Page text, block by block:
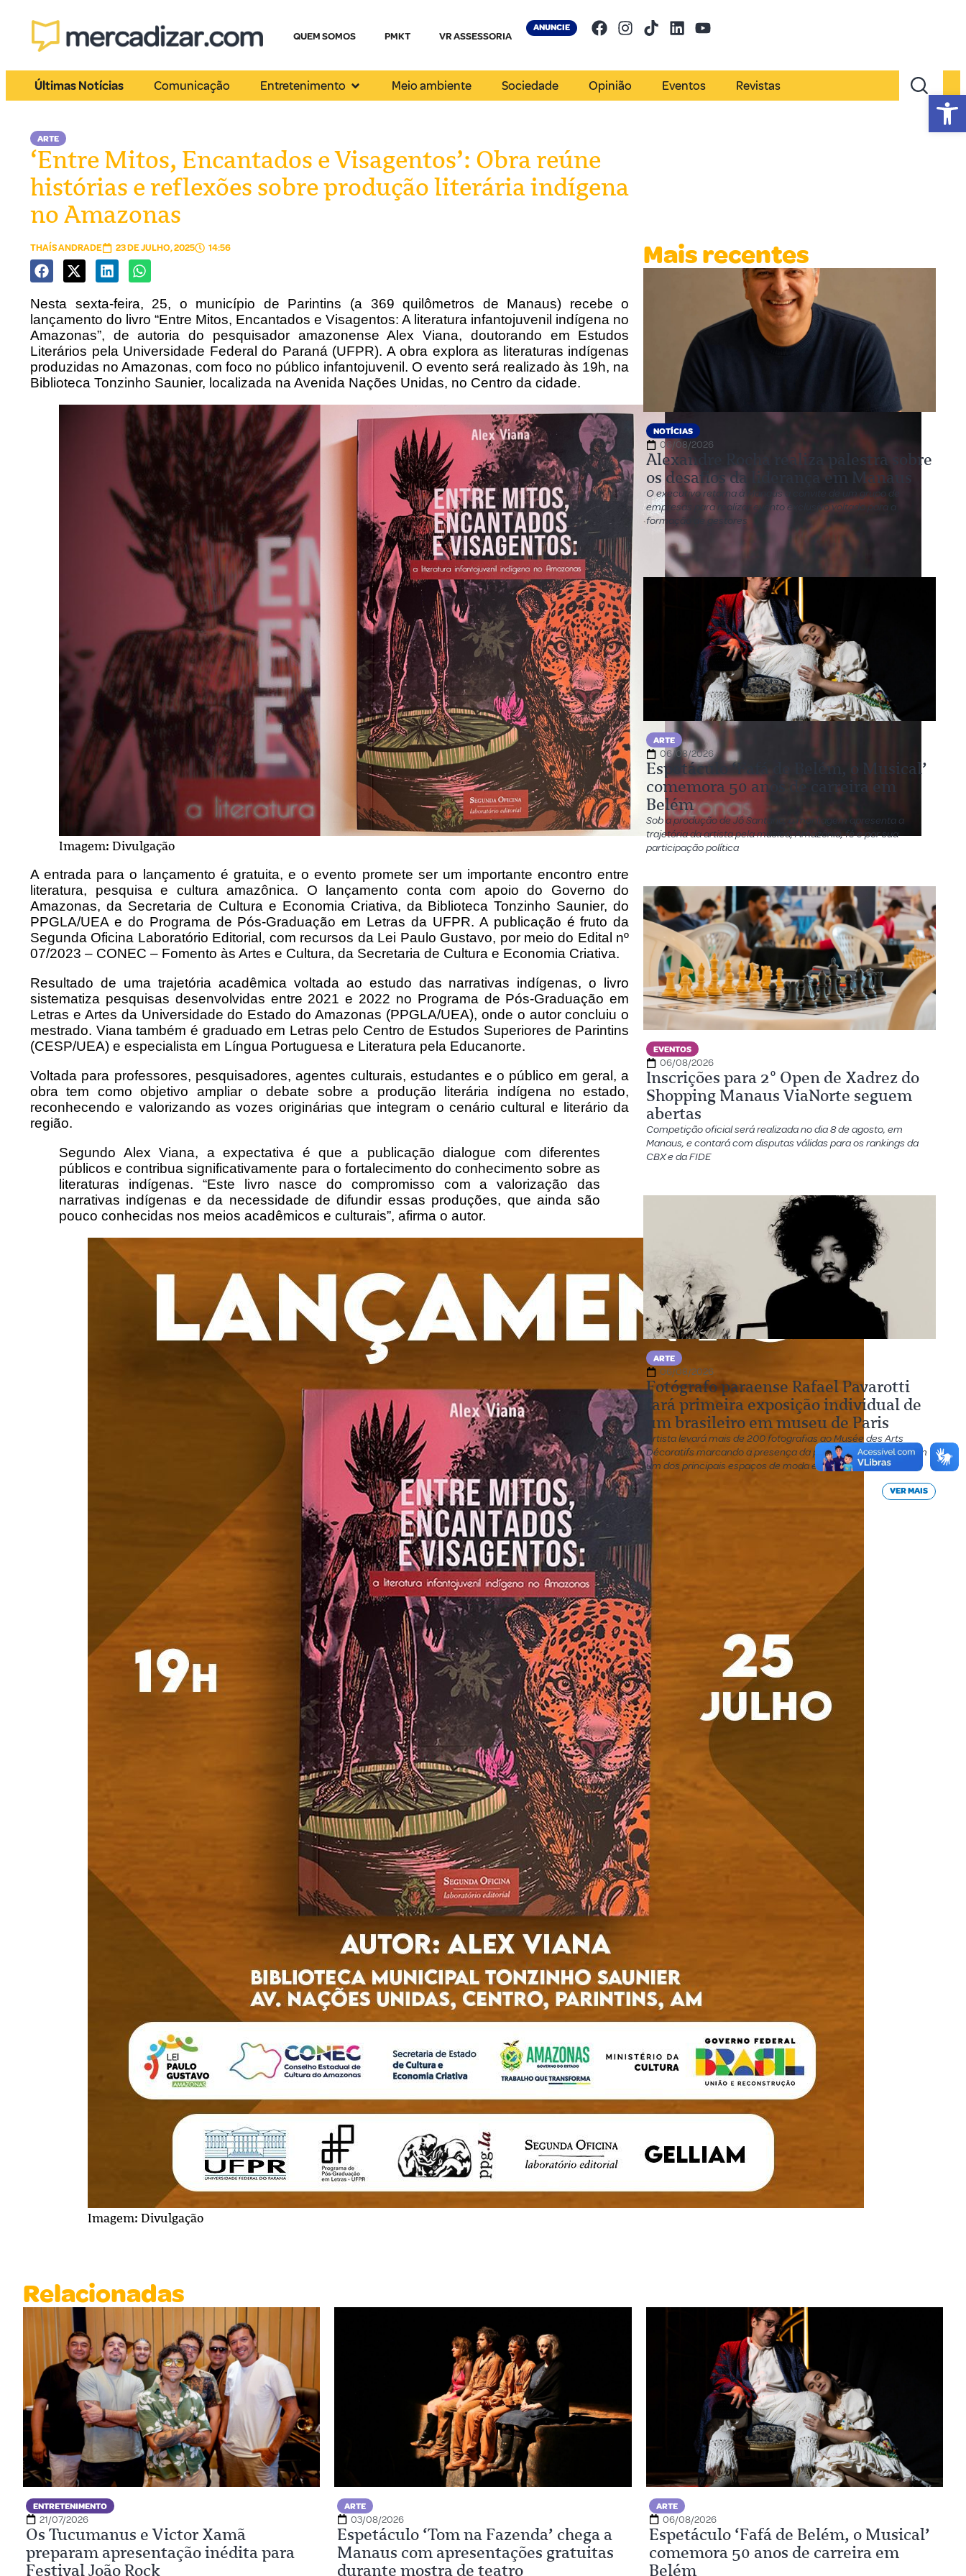
QUEM SOMOS PMKT VR ASSESSORIA
ANUNCIE
Últimas Notícias Comunicação Entretenimento Meio ambiente Sociedade Opinião Eventos Revistas
ARTE
‘Entre Mitos, Encantados e Visagentos’: Obra reúne
histórias e reflexões sobre produção literária indígena
no Amazonas
THAÍS ANDRADE 23 DE JULHO, 2025 14:56
Nesta sexta-feira, 25, o município de Parintins (a 369 quilômetros de Manaus) recebe o
lançamento do livro “Entre Mitos, Encantados e Visagentos: A literatura infantojuvenil indígena no
Amazonas”, de autoria do pesquisador amazonense Alex Viana, doutorando em Estudos
Literários pela Universidade Federal do Paraná (UFPR). A obra explora as literaturas indígenas
produzidas no Amazonas, com foco no público infantojuvenil. O evento será realizado às 19h, na
Biblioteca Tonzinho Saunier, localizada na Avenida Nações Unidas, no Centro da cidade.
Imagem: Divulgação
A entrada para o lançamento é gratuita, e o evento promete ser um importante encontro entre
literatura, pesquisa e cultura amazônica. O lançamento conta com apoio do Governo do
Amazonas, da Secretaria de Cultura e Economia Criativa, da Biblioteca Tonzinho Saunier, do
PPGLA/UEA e do Programa de Pós-Graduação em Letras da UFPR. A publicação é fruto da
Segunda Oficina Laboratório Editorial, com recursos da Lei Paulo Gustavo, por meio do Edital nº
07/2023 – CONEC – Fomento às Artes e Cultura, da Secretaria de Cultura e Economia Criativa.
Resultado de uma trajetória acadêmica voltada ao estudo das narrativas indígenas, o livro
sistematiza pesquisas desenvolvidas entre 2021 e 2022 no Programa de Pós-Graduação em
Letras e Artes da Universidade do Estado do Amazonas (PPGLA/UEA), onde o autor concluiu o
mestrado. Viana também é graduado em Letras pelo Centro de Estudos Superiores de Parintins
(CESP/UEA) e especialista em Língua Portuguesa e Literatura pela Educanorte.
Voltada para professores, pesquisadores, agentes culturais, estudantes e o público em geral, a
obra tem como objetivo ampliar o debate sobre a produção literária indígena no estado,
reconhecendo e valorizando as vozes originárias que integram o cenário cultural e literário da
região.
Segundo Alex Viana, a expectativa é que a publicação dialogue com diferentes
públicos e contribua significativamente para o fortalecimento do conhecimento sobre as
literaturas indígenas. “Este livro nasce do compromisso com a valorização das
narrativas indígenas e da necessidade de difundir essas produções, que ainda são
pouco conhecidas nos meios acadêmicos e culturais”, afirma o autor.
Imagem: Divulgação
Mais recentes
NOTÍCIAS
06/08/2026
Alexandre Rocha realiza palestra sobre
os desafios da liderança em Manaus
O executivo retorna à Manaus a convite de um grupo de
empresas para realizar evento exclusivo voltado para a
formação de gestores
ARTE
06/08/2026
Espetáculo ‘Fafá de Belém, o Musical’
comemora 50 anos de carreira em
Belém
Sob a produção de Jô Santana, a montagem apresenta a
trajetória da artista pela música, Amazônia, fé e por sua
participação política
EVENTOS
06/08/2026
Inscrições para 2º Open de Xadrez do
Shopping Manaus ViaNorte seguem
abertas
Competição oficial será realizada no dia 8 de agosto, em
Manaus, e contará com disputas válidas para os rankings da
CBX e da FIDE
ARTE
06/08/2026
Fotógrafo paraense Rafael Pavarotti
fará primeira exposição individual de
um brasileiro em museu de Paris
Artista levará mais de 200 fotografias ao Musée des Arts
Décoratifs marcando a presença da produção amazônica em
um dos principais espaços de moda e design do mundo
VER MAIS
Relacionadas
ENTRETENIMENTO
21/07/2026
Os Tucumanus e Victor Xamã
preparam apresentação inédita para
Festival João Rock
ARTE
03/08/2026
Espetáculo ‘Tom na Fazenda’ chega a
Manaus com apresentações gratuitas
durante mostra de teatro
ARTE
06/08/2026
Espetáculo ‘Fafá de Belém, o Musical’
comemora 50 anos de carreira em
Belém